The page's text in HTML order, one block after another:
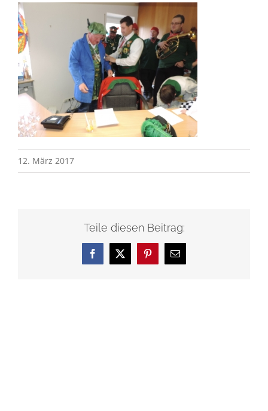
12. März 2017
Teile diesen Beitrag:
Facebook
X Pinterest
E-
Mail